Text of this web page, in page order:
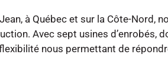
à Québec et sur la Côte-Nord,
Avec sept usines d’enrobés,
nous permettant de